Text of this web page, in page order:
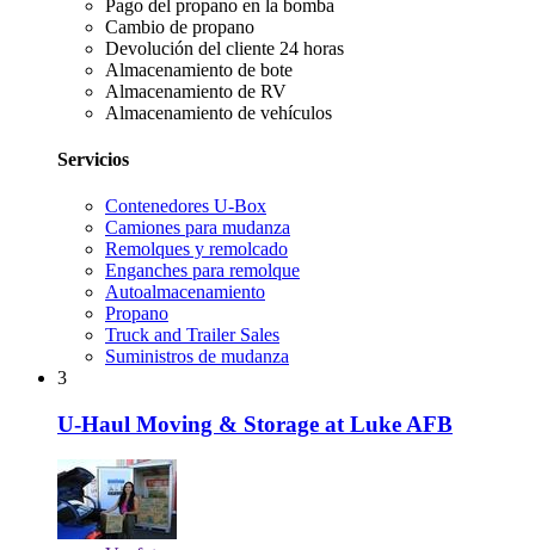
Pago del propano en la bomba
Cambio de propano
Devolución del cliente 24 horas
Almacenamiento de bote
Almacenamiento de RV
Almacenamiento de vehículos
Servicios
Contenedores U-Box
Camiones para mudanza
Remolques y remolcado
Enganches para remolque
Autoalmacenamiento
Propano
Truck and Trailer Sales
Suministros de mudanza
3
U-Haul Moving & Storage at Luke AFB